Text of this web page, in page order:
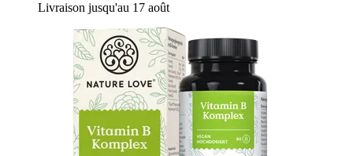
Livraison jusqu'au 17 août